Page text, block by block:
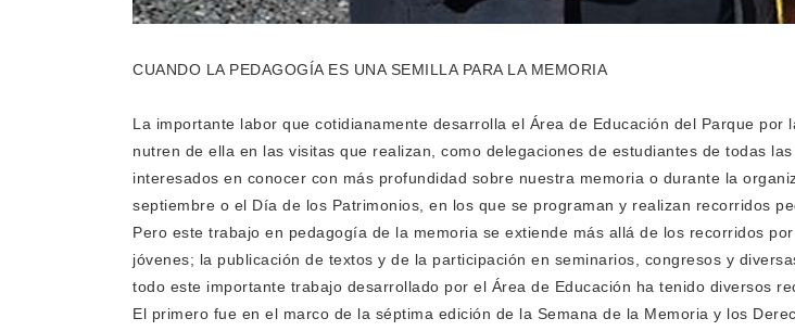
CUANDO LA PEDAGOGÍA ES UNA SEMILLA PARA LA MEMORIA
La importante labor que cotidianamente desarrolla el Área de Educación del Parque
nutren de ella en las visitas que realizan, como delegaciones de estudiantes de todas
interesados en conocer con más profundidad sobre nuestra memoria o durante la
septiembre o el Día de los Patrimonios, en los que se programan y realizan recorridos
Pero este trabajo en pedagogía de la memoria se extiende más allá de los recorridos
jóvenes; la publicación de textos y de la participación en seminarios, congresos y
todo este importante trabajo desarrollado por el Área de Educación ha tenido diversos
El primero fue en el marco de la séptima edición de la Semana de la Memoria y los